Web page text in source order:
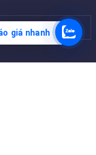
giá nhanh